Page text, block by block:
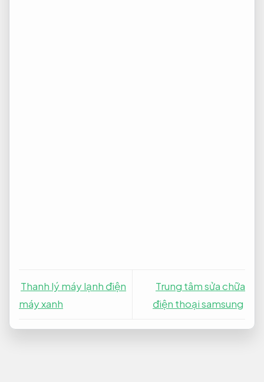
Thanh lý máy lạnh điện
máy xanh
Trung tâm sửa chữa
điện thoại samsung